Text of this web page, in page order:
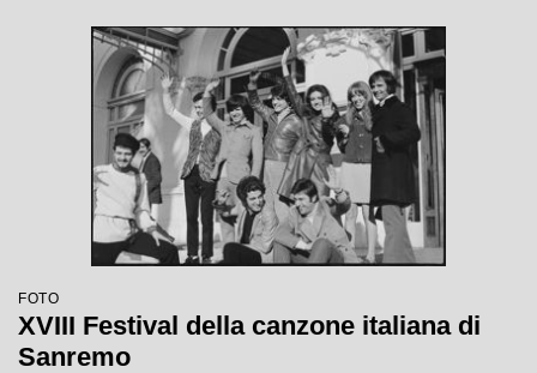
FOTO
XVIII Festival della canzone italiana di
Sanremo